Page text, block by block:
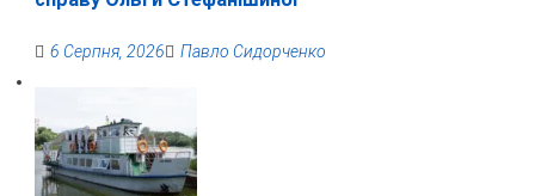
6 Серпня, 2026 Павло Сидорченко